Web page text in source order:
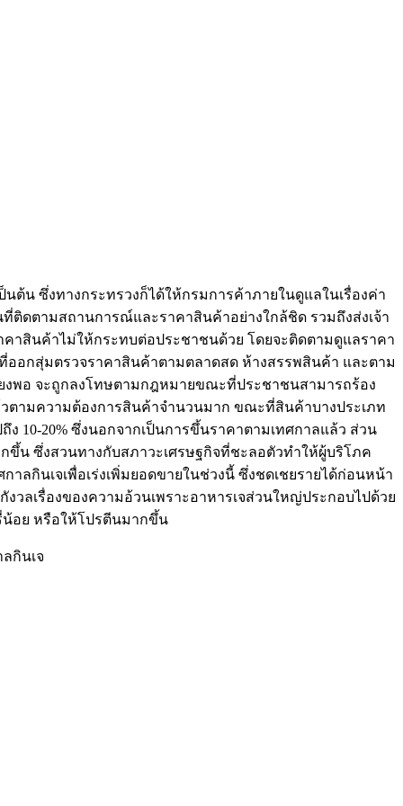
ต้น ซึ่งทางกระทรวงก็ได้ให้กรมการค้าภายในดูแลในเรื่องค่า
ติดตามสถานการณ์และราคาสินค้าอย่างใกล้ชิด รวมถึงส่งเจ้า
าสินค้าไม่ให้กระทบต่อประชาชนด้วย โดยจะติดตามดูแลราคา
ออกสุ่มตรวจราคาสินค้าตามตลาดสด ห้างสรรพสินค้า และตาม
งพอ จะถูกลงโทษตามกฎหมายขณะที่ประชาชนสามารถร้อง
ตามความต้องการสินค้าจำนวนมาก ขณะที่สินค้าบางประเภท
10-20% ซึ่งนอกจากเป็นการขึ้นราคาตามเทศกาลแล้ว ส่วน
ขึ้น ซึ่งสวนทางกับสภาวะเศรษฐกิจที่ชะลอตัวทำให้ผู้บริโภค
ลกินเจเพื่อเร่งเพิ่มยอดขายในช่วงนี้ ซึ่งชดเชยรายได้ก่อนหน้า
ลเรื่องของความอ้วนเพราะอาหารเจส่วนใหญ่ประกอบไปด้วย
น้อย หรือให้โปรตีนมากขึ้น
กินเจ